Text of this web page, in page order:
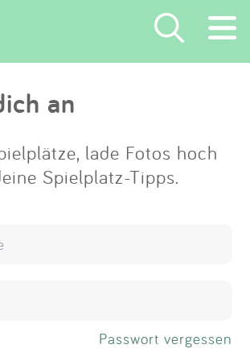
×
Suchen
Eintragen
App
an
lade Fotos hoch
Spielplatz-Tipps.
Passwort vergessen